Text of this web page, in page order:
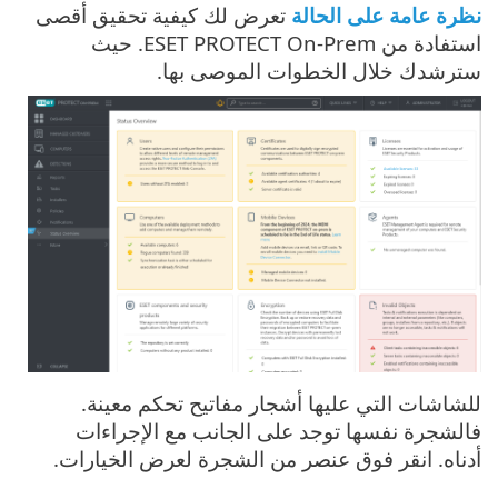
نظرة عامة على الحالة تعرض لك كيفية تحقيق أقصى
استفادة من ESET PROTECT On-Prem. حيث
سترشدك خلال الخطوات الموصى بها.
للشاشات التي عليها أشجار مفاتيح تحكم معينة.
فالشجرة نفسها توجد على الجانب مع الإجراءات
أدناه. انقر فوق عنصر من الشجرة لعرض الخيارات.